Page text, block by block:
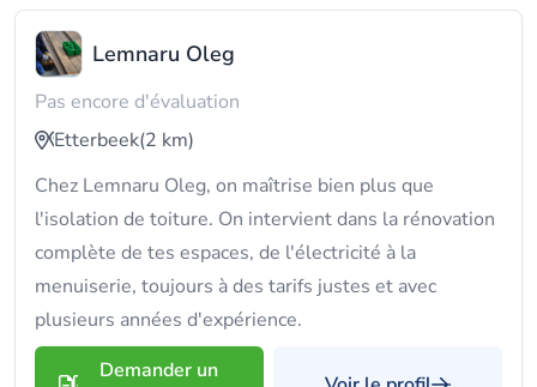
Lemnaru Oleg
Pas encore d'évaluation
Etterbeek(2 km)
Chez Lemnaru Oleg, on maîtrise bien plus que
l'isolation de toiture. On intervient dans la rénovation
complète de tes espaces, de l'électricité à la
menuiserie, toujours à des tarifs justes et avec
plusieurs années d'expérience.
Demander un